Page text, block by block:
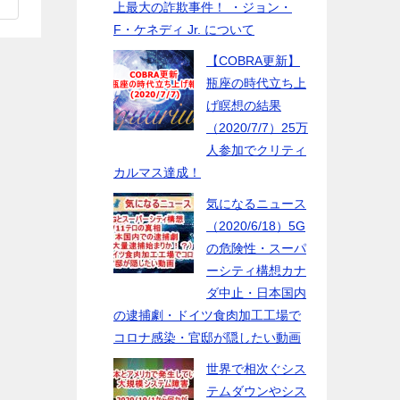
上最大の詐欺事件！ ・ジョン・
F・ケネディ Jr. について
【COBRA更新】
瓶座の時代立ち上
げ瞑想の結果
（2020/7/7）25万
人参加でクリティ
カルマス達成！
気になるニュース
（2020/6/18）5G
の危険性・スーパ
ーシティ構想カナ
ダ中止・日本国内
の逮捕劇・ドイツ食肉加工工場で
コロナ感染・官邸が隠したい動画
世界で相次ぐシス
テムダウンやシス